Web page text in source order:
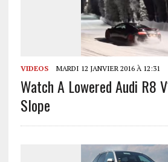
VIDEOS MARDI 12 JANVIER 2016 À 12:31
Watch A Lowered Audi R8
Slope